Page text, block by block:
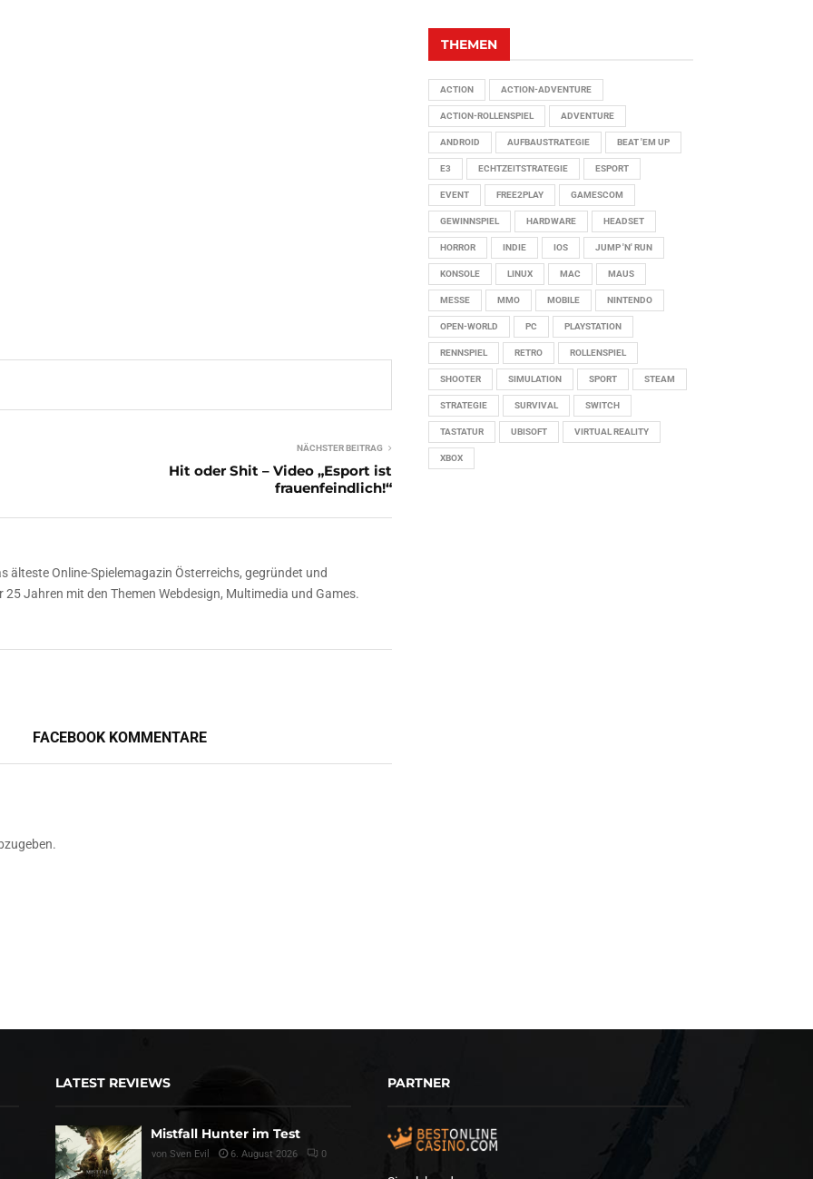
NÄCHSTER BEITRAG
Hit oder Shit – Video „Esport ist
frauenfeindlich!“
älteste Online-Spielemagazin Österreichs, gegründet und
Jahren mit den Themen Webdesign, Multimedia und Games.
FACEBOOK KOMMENTARE
THEMEN
ACTION ACTION-ADVENTURE
ACTION-ROLLENSPIEL ADVENTURE
ANDROID AUFBAUSTRATEGIE BEAT 'EM UP
E3 ECHTZEITSTRATEGIE ESPORT
EVENT FREE2PLAY GAMESCOM
GEWINNSPIEL HARDWARE HEADSET
HORROR INDIE IOS JUMP 'N' RUN
KONSOLE LINUX MAC MAUS
MESSE MMO MOBILE NINTENDO
OPEN-WORLD PC PLAYSTATION
RENNSPIEL RETRO ROLLENSPIEL
SHOOTER SIMULATION SPORT STEAM
STRATEGIE SURVIVAL SWITCH
TASTATUR UBISOFT VIRTUAL REALITY
XBOX
LATEST REVIEWS
Mistfall Hunter im Test
von Sven Evil 6. August 2026 0
PARTNER